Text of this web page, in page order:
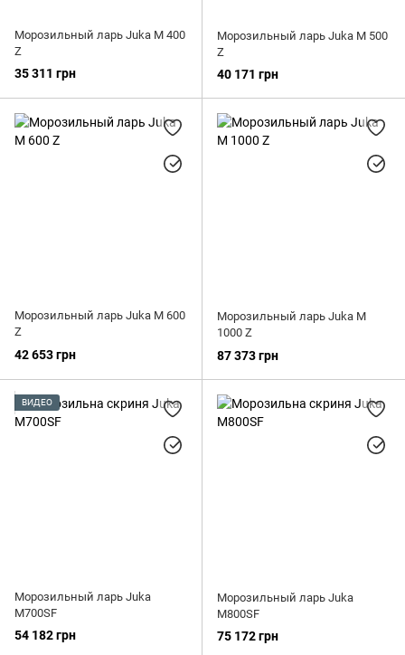
Морозильный ларь Juka M 400
Z
35 311 грн
Морозильный ларь Juka M 500
Z
40 171 грн
Морозильный ларь Juka M 600
Z
42 653 грн
Морозильный ларь Juka M
1000 Z
87 373 грн
ВИДЕО
Морозильный ларь Juka
M700SF
54 182 грн
Морозильный ларь Juka
M800SF
75 172 грн